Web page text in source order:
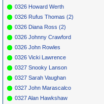
0326 Howard Werth
0326 Rufus Thomas (2)
0326 Diana Ross (2)
0326 Johnny Crawford
0326 John Rowles
0326 Vicki Lawrence
0327 Snooky Lanson
0327 Sarah Vaughan
0327 John Marascalco
0327 Alan Hawkshaw